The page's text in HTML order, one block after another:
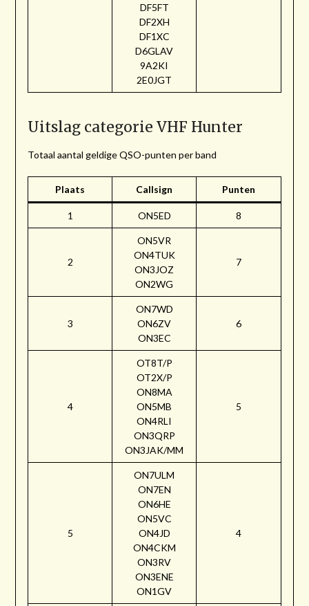
DF5FT
DF2XH
DF1XC
D6GLAV
9A2KI
2E0JGT
Uitslag categorie VHF Hunter
Totaal aantal geldige QSO-punten per band
Plaats Callsign Punten
1 ON5ED 8
2
ON5VR
ON4TUK
ON3JOZ
ON2WG
7
3
ON7WD
ON6ZV
ON3EC
6
4
OT8T/P
OT2X/P
ON8MA
ON5MB
ON4RLI
ON3QRP
ON3JAK/MM
5
5
ON7ULM
ON7EN
ON6HE
ON5VC
ON4JD
ON4CKM
ON3RV
ON3ENE
ON1GV
4